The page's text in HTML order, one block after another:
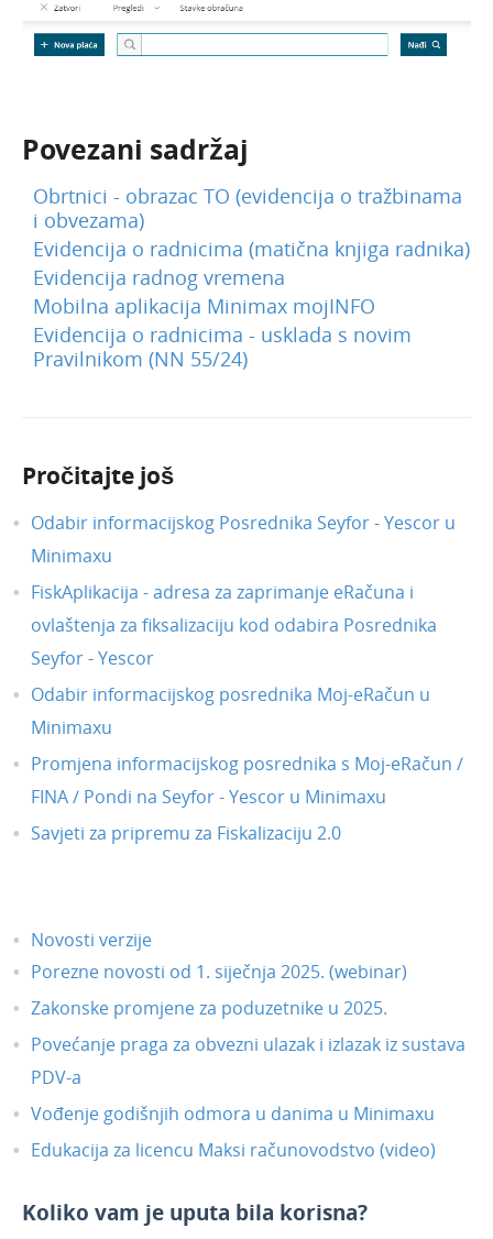
Povezani sadržaj
Obrtnici - obrazac TO (evidencija o tražbinama
i obvezama)
Evidencija o radnicima (matična knjiga radnika)
Evidencija radnog vremena
Mobilna aplikacija Minimax mojINFO
Evidencija o radnicima - usklada s novim
Pravilnikom (NN 55/24)
Pročitajte još
Odabir informacijskog Posrednika Seyfor - Yescor u
Minimaxu
FiskAplikacija - adresa za zaprimanje eRačuna i
ovlaštenja za fiksalizaciju kod odabira Posrednika
Seyfor - Yescor
Odabir informacijskog posrednika Moj-eRačun u
Minimaxu
Promjena informacijskog posrednika s Moj-eRačun /
FINA / Pondi na Seyfor - Yescor u Minimaxu
Savjeti za pripremu za Fiskalizaciju 2.0
Novosti verzije
Porezne novosti od 1. siječnja 2025. (webinar)
Zakonske promjene za poduzetnike u 2025.
Povećanje praga za obvezni ulazak i izlazak iz sustava
PDV-a
Vođenje godišnjih odmora u danima u Minimaxu
Edukacija za licencu Maksi računovodstvo (video)
Koliko vam je uputa bila korisna?